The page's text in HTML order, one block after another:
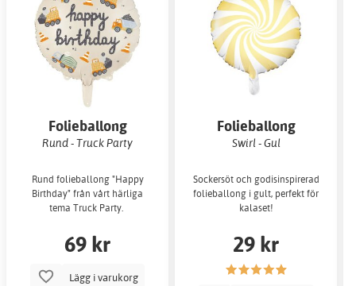
Folieballong
Rund - Truck Party
Rund folieballong "Happy
Birthday" från vårt härliga
tema Truck Party.
69 kr
Lägg i varukorg
Folieballong
Swirl - Gul
Sockersöt och godisinspirerad
folieballong i gult, perfekt för
kalaset!
29 kr